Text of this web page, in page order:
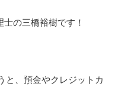
の三橋裕樹です！
と、預金やクレジットカ